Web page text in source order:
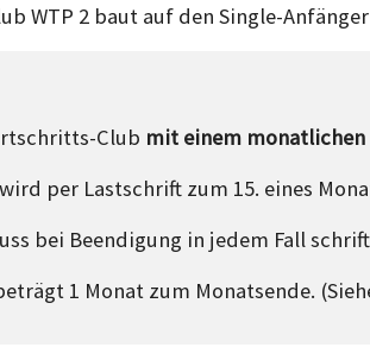
WTP 2 baut auf den Single-
Club mit einem
per Lastschrift zum 15. eines
bei Beendigung in jedem Fall
1 Monat zum Monatsende.